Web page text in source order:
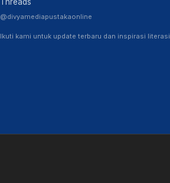
Threads
@divyamediapustakaonline
Ikuti kami untuk update terbaru dan inspirasi literasi